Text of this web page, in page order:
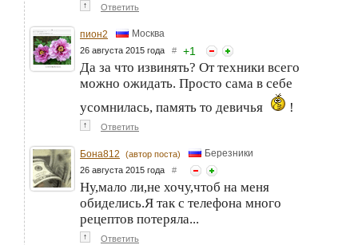
↑ Ответить
пион2 Москва
26 августа 2015 года # +1
Да за что извинять? От техники всего
можно ожидать. Просто сама в себе
усомнилась, память то девичья
!
↑ Ответить
Бона812 (автор поста) Березники
26 августа 2015 года #
Ну,мало ли,не хочу,чтоб на меня
обиделись.Я так с телефона много
рецептов потеряла...
↑ Ответить